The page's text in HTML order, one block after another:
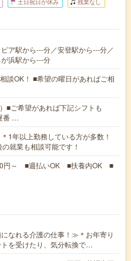
土日祝日が休み 残業なし
ア駅から---分／安登駅から---分／
浜駅から---分
談OK！ ■希望の曜日があればご相
■ご希望があれば下記シフトも
番 …
1年以上勤務している方が多数！
就業も相談可能です！
円～ ■週払いOK ■扶養内OK ■
なれる介護の仕事！≫＊お年寄り
を受けたり、気分転換で…